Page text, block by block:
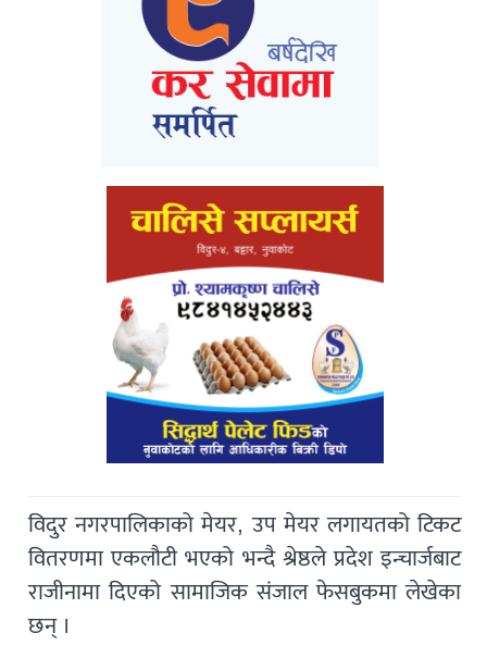
विदुर नगरपालिकाको मेयर, उप मेयर लगायतको टिकट
वितरणमा एकलौटी भएको भन्दै श्रेष्ठले प्रदेश इन्चार्जबाट
राजीनामा दिएको सामाजिक संजाल फेसबुकमा लेखेका
छन् ।